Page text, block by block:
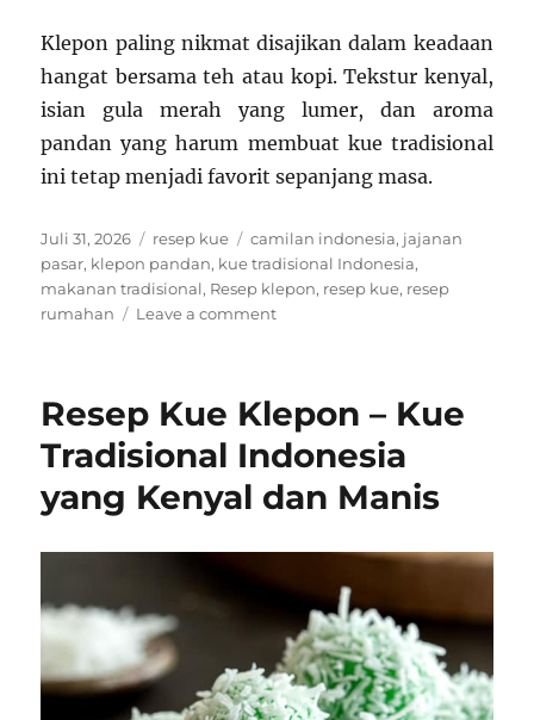
Klepon paling nikmat disajikan dalam keadaan
hangat bersama teh atau kopi. Tekstur kenyal,
isian gula merah yang lumer, dan aroma
pandan yang harum membuat kue tradisional
ini tetap menjadi favorit sepanjang masa.
Posted
on
Juli 31, 2026 Categories
resep kue Tags
camilan indonesia, jajanan
pasar, klepon pandan, kue tradisional Indonesia,
makanan tradisional, Resep klepon, resep kue, resep
rumahan
Leave a commenton
Tradisional
yang
Kenyal,
Lembut,
dan
Resep Kue Klepon – Kue
Tradisional Indonesia
yang Kenyal dan Manis